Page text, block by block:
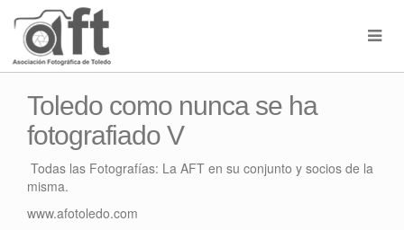
Toledo como nunca se ha
fotografiado V
Todas las Fotografías: La AFT en su conjunto y socios de la
misma.
www.afotoledo.com